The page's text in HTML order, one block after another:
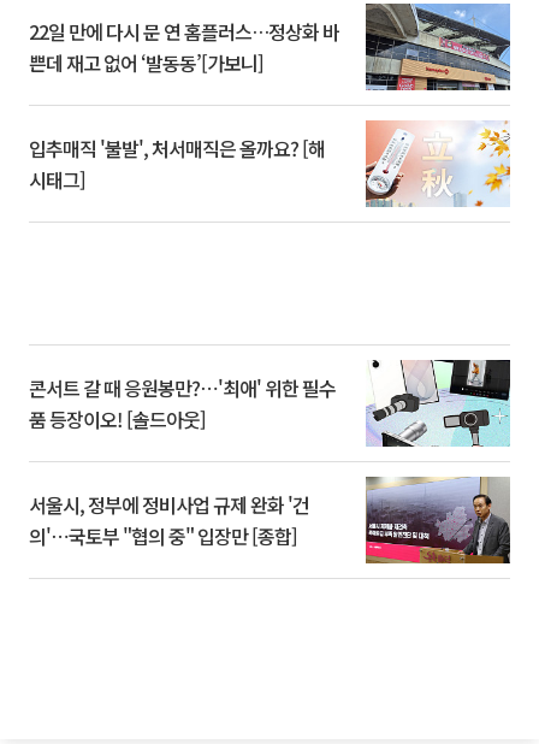
22일 만에 다시 문 연 홈플러스…정상화 바
쁜데 재고 없어 ‘발동동’[가보니]
입추매직 '불발', 처서매직은 올까요? [해
시태그]
콘서트 갈 때 응원봉만?⋯'최애' 위한 필수
품 등장이오! [솔드아웃]
서울시, 정부에 정비사업 규제 완화 '건
의'⋯국토부 "협의 중" 입장만 [종합]